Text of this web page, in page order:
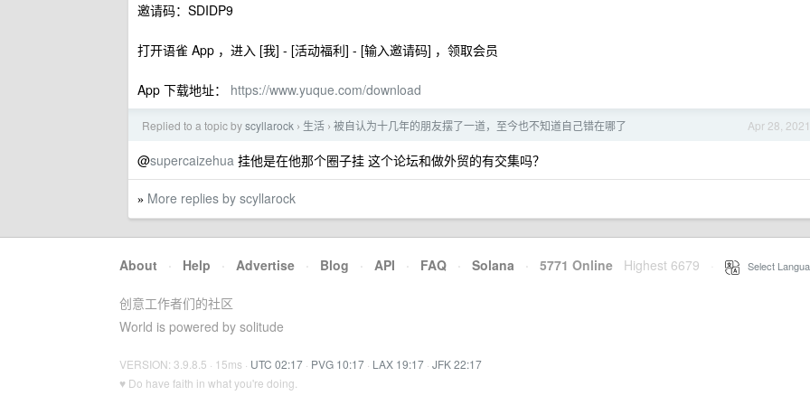
邀请码：SDIDP9
打开语雀 App ，进入 [我] - [活动福利] - [输入邀请码] ，领取会员
App 下载地址： https://www.yuque.com/download
Apr 28, 2021
Replied to a topic byscyllarock › 生活 › 被自认为十几年的朋友摆了一道，至今也不知道自己错在哪了
@supercaizehua 挂他是在他那个圈子挂 这个论坛和做外贸的有交集吗？
» More replies by scyllarock
About · Help · Advertise · Blog · API · FAQ · Solana · 5771 Online Highest 6679 Select
创意工作者们的社区
World is powered by solitude
VERSION: 3.9.8.5 · 15ms · UTC 02:17 · PVG 10:17 · LAX 19:17 · JFK 22:17
♥ Do have faith in what you're doing.